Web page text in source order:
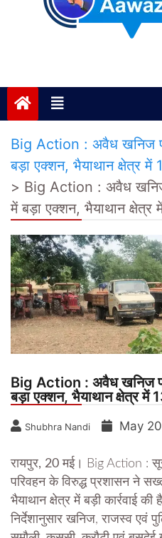
Big Action : अवैध खनिज
बड़ा एक्शन, भैयाथान क्षेत्र में
> Big Action : अवैध
में बड़ा एक्शन, भैयाथान क्षेत्र
Big Action : अवैध खनिज
बड़ा एक्शन, भैयाथान क्षेत्र में
Shubhra Nandi May
रायपुर, 20 मई।
Big Action :
परिवहन के विरुद्ध प्रशासन ने
भैयाथान क्षेत्र में बड़ी कार्रवाई
निर्देशानुसार खनिज, राजस्व एवं